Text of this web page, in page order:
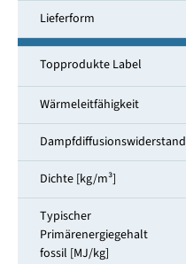
Lieferform
Topprodukte Label
Wärmeleitfähigkeit
Dampfdiffusionswiderstand
Dichte [kg/m³]
Typischer
Primärenergiegehalt
fossil [MJ/kg]